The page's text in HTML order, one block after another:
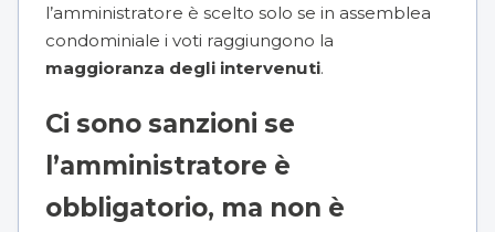
l’amministratore è scelto solo se in assemblea
condominiale i voti raggiungono la
maggioranza degli intervenuti.
Ci sono sanzioni se
l’amministratore è
obbligatorio, ma non è